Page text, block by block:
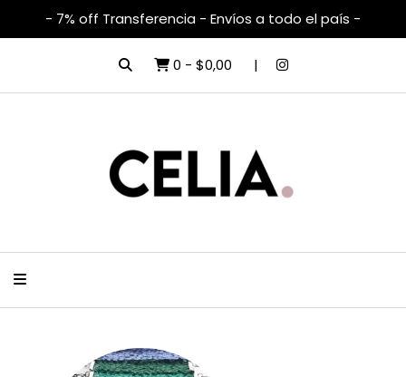
- 7% off Transferencia - Envíos a todo el país -
0 - $0,00